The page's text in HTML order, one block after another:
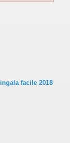
lingala facile 2018